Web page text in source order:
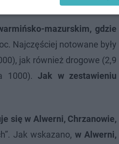
mazurskim, gdzie
Najczęściej notowane były
jak również drogowe (2,9
1000). Jak w zestawieniu
się w Alwerni, Chrzanowie,
Jak wskazano,w Alwerni,